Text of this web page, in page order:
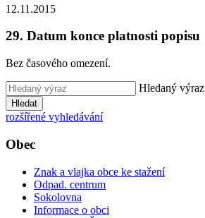
12.11.2015
29. Datum konce platnosti popisu
Bez časového omezení.
Hledaný výraz
Hledat
rozšířené vyhledávání
Obec
Znak a vlajka obce ke stažení
Odpad. centrum
Sokolovna
Informace o obci